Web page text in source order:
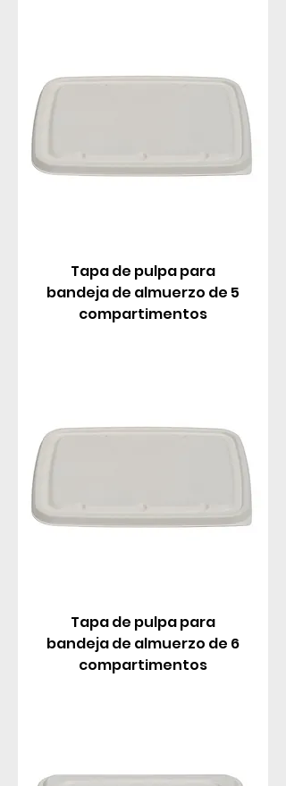
Tapa de pulpa para
bandeja de almuerzo de 5
compartimentos
Tapa de pulpa para
bandeja de almuerzo de 6
compartimentos